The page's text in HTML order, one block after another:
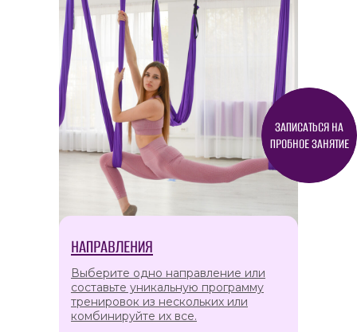
НАПРАВЛЕНИЯ
Выберите одно направление или
составьте уникальную программу
тренировок из нескольких или
комбинируйте их все.
ЗАПИСАТЬСЯ НА
ПРОБНОЕ ЗАНЯТИЕ